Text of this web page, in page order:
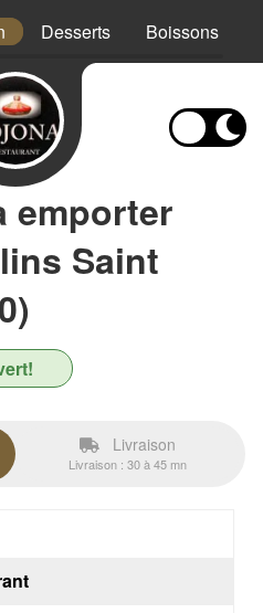
Desserts Boissons
emporter
Saint
Livraison
Livraison : 30 à 45 mn